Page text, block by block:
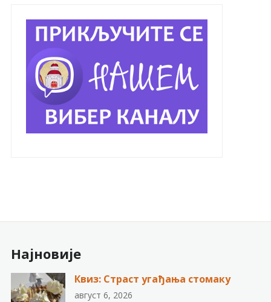
Најновије
Квиз: Страст угађања стомаку
август 6, 2026